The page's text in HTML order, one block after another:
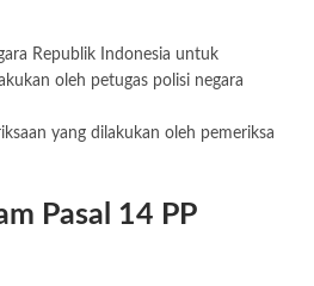
Republik Indonesia untuk
oleh petugas polisi negara
yang dilakukan oleh pemeriksa
Pasal 14 PP